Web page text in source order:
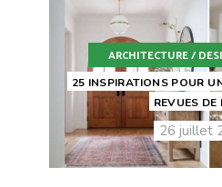
ARCHITECTURE /
25 INSPIRATIONS POUR
REVUES DE
26 juillet